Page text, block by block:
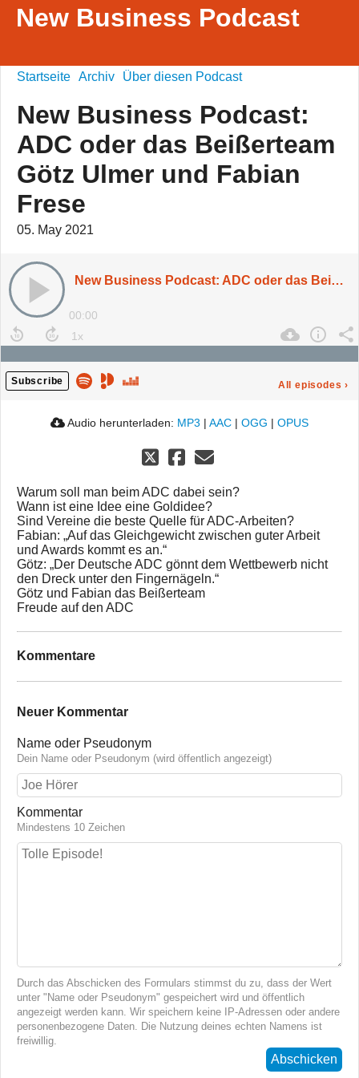
New Business Podcast
Startseite Archiv Über diesen Podcast
New Business Podcast:
ADC oder das Beißerteam
Götz Ulmer und Fabian
Frese
05. May 2021
New Business Podcast: ADC oder das Beißerteam Götz Ulmer und Fabian Frese
00:00
Subscribe All episodes ›
Audio herunterladen: MP3 | AAC | OGG | OPUS
Warum soll man beim ADC dabei sein?
Wann ist eine Idee eine Goldidee?
Sind Vereine die beste Quelle für ADC-Arbeiten?
Fabian: „Auf das Gleichgewicht zwischen guter Arbeit
und Awards kommt es an.“
Götz: „Der Deutsche ADC gönnt dem Wettbewerb nicht
den Dreck unter den Fingernägeln.“
Götz und Fabian das Beißerteam
Freude auf den ADC
Kommentare
Neuer Kommentar
Name oder Pseudonym
Dein Name oder Pseudonym (wird öffentlich angezeigt)
Kommentar
Mindestens 10 Zeichen
Durch das Abschicken des Formulars stimmst du zu, dass der Wert
unter "Name oder Pseudonym" gespeichert wird und öffentlich
angezeigt werden kann. Wir speichern keine IP-Adressen oder andere
personenbezogene Daten. Die Nutzung deines echten Namens ist
freiwillig.
Abschicken